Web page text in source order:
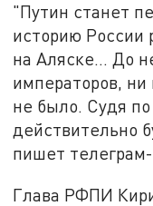
"Путин станет
историю России
на Аляске… До
императоров,
не было. Судя
пишет
Глава РФПИ